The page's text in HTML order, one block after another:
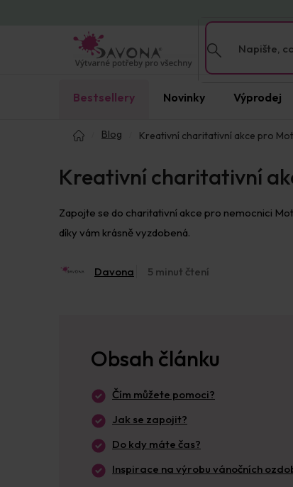
Bestsellery Novinky Výprodej
Blog Kreativní charitativní akce pro
Kreativní charitativní
Zapojte se do charitativní akce pro nemocnici
díky vám krásně vyzdobená.
Davona 5 minut čtení
Obsah článku
Čím můžete pomoci?
Jak se zapojit?
Do kdy máte čas?
Inspirace na výrobu vánočních